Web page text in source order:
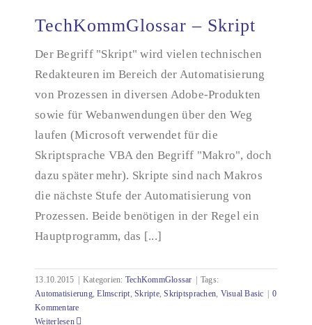
TechKommGlossar – Skript
Der Begriff "Skript" wird vielen technischen
Redakteuren im Bereich der Automatisierung
von Prozessen in diversen Adobe-Produkten
sowie für Webanwendungen über den Weg
laufen (Microsoft verwendet für die
Skriptsprache VBA den Begriff "Makro", doch
dazu später mehr). Skripte sind nach Makros
die nächste Stufe der Automatisierung von
Prozessen. Beide benötigen in der Regel ein
Hauptprogramm, das [...]
13.10.2015 Kategorien: TechKommGlossar
Tags:
Automatisierung,Elmscript,Skripte,Skriptsprachen, Visual Basic
0
Kommentare
Weiterlesen